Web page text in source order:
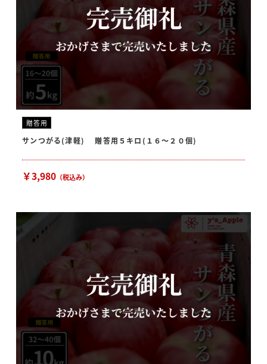
贈答用
サンつがる(津軽) 贈答用５キロ(１６〜２０個)
￥3,980 （税込み）